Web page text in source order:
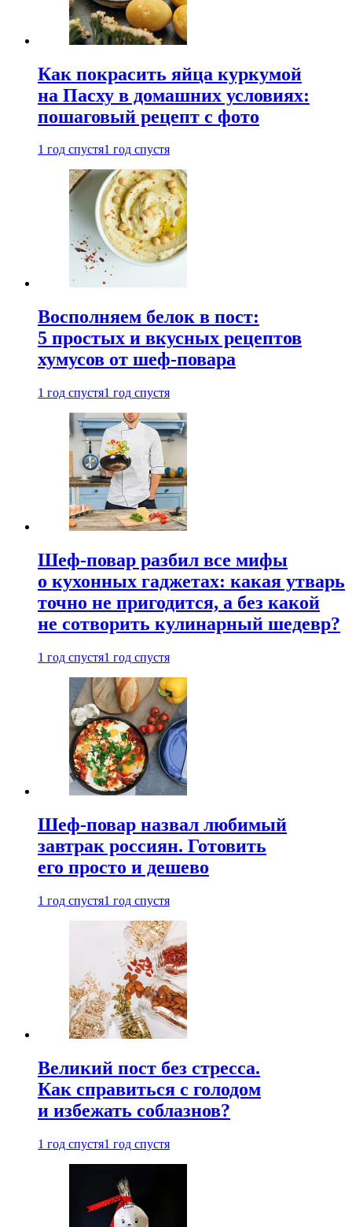
Как покрасить яйца куркумой
на Пасху в домашних условиях:
пошаговый рецепт с фото
1 год спустя1 год спустя
Восполняем белок в пост:
5 простых и вкусных рецептов
хумусов от шеф-повара
1 год спустя1 год спустя
Шеф-повар разбил все мифы
о кухонных гаджетах: какая утварь
точно не пригодится, а без какой
не сотворить кулинарный шедевр?
1 год спустя1 год спустя
Шеф-повар назвал любимый
завтрак россиян. Готовить
его просто и дешево
1 год спустя1 год спустя
Великий пост без стресса.
Как справиться с голодом
и избежать соблазнов?
1 год спустя1 год спустя